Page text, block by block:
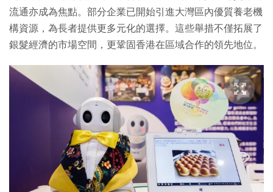
流通亦成為焦點。部分企業已開始引進大灣區內優質養老機
構資源，為長者提供更多元化的選擇。這些舉措不僅拓展了
銀髮經濟的市場空間，更鞏固香港在區域合作的領先地位。